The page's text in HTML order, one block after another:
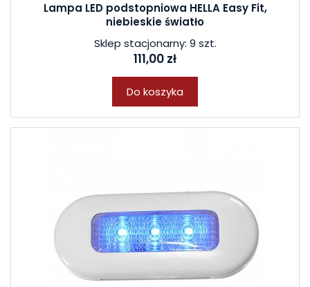
Lampa LED podstopniowa HELLA Easy Fit,
niebieskie światło
Sklep stacjonarny: 9 szt.
111,00 zł
Do koszyka